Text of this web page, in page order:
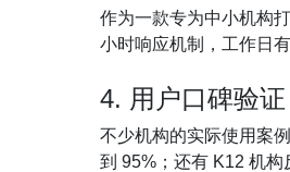
作为一款专为中小机构
小时响应机制，工作日
4. 用户口碑验证
不少机构的实际使用案
到 95%；还有 K12 机构